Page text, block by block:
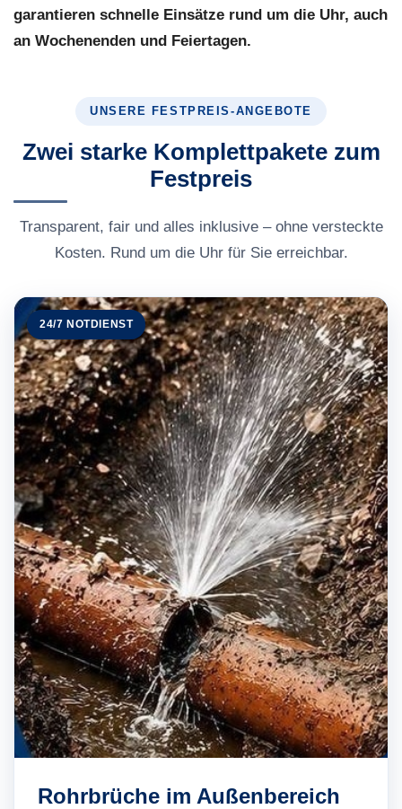
garantieren schnelle Einsätze rund um die Uhr, auch
an Wochenenden und Feiertagen.
UNSERE FESTPREIS-ANGEBOTE
Zwei starke Komplettpakete zum
Festpreis
Transparent, fair und alles inklusive – ohne versteckte
Kosten. Rund um die Uhr für Sie erreichbar.
24/7 NOTDIENST
Rohrbrüche im Außenbereich